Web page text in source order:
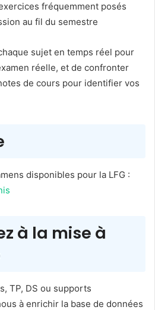
fréquemment posés
au fil du semestre
sujet en temps réel pour
réelle, et de confronter
de cours pour identifier vos
disponibles pour la LFG :
à la mise à
TP, DS ou supports
à enrichir la base de données